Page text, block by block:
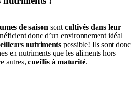
de saison sont cultivés dans leur
donc d’un environnement idéal
nutriments possible! Ils sont donc
en nutriments que les aliments hors
autres, cueillis à maturité.